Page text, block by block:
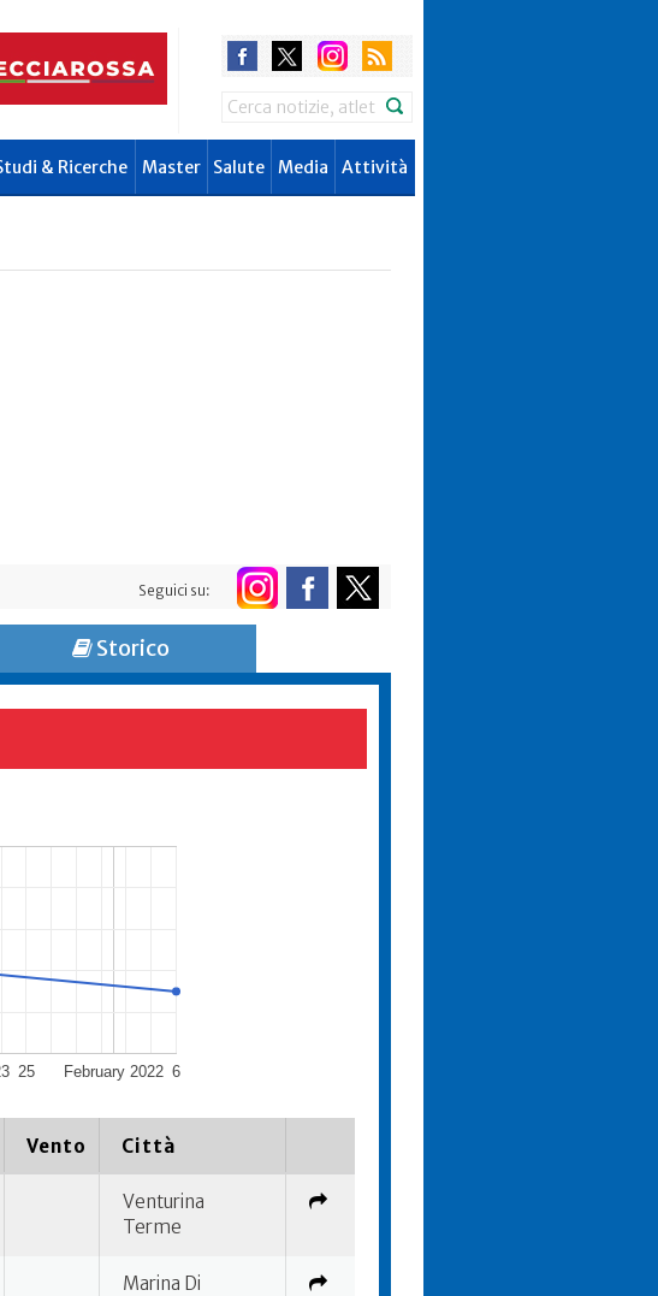
Search
& Ricerche Master Salute Media Attività
Seguici su:
Storico
February 2022
25 6
Vento Città
Venturina
Terme
Marina Di